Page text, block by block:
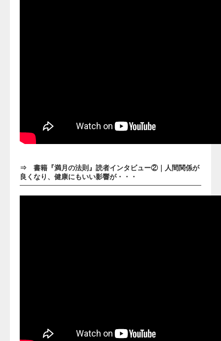
⇒ 書籍『満月の法則』読者インタビュー②｜人間関係が
良くなり、健康にもいい影響が・・・